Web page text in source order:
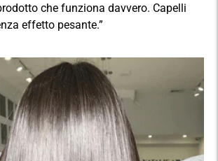
che funziona davvero. Capelli
effetto pesante.”